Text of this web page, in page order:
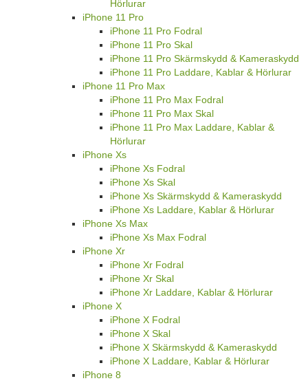
Hörlurar
iPhone 11 Pro
iPhone 11 Pro Fodral
iPhone 11 Pro Skal
iPhone 11 Pro Skärmskydd & Kameraskydd
iPhone 11 Pro Laddare, Kablar & Hörlurar
iPhone 11 Pro Max
iPhone 11 Pro Max Fodral
iPhone 11 Pro Max Skal
iPhone 11 Pro Max Laddare, Kablar &
Hörlurar
iPhone Xs
iPhone Xs Fodral
iPhone Xs Skal
iPhone Xs Skärmskydd & Kameraskydd
iPhone Xs Laddare, Kablar & Hörlurar
iPhone Xs Max
iPhone Xs Max Fodral
iPhone Xr
iPhone Xr Fodral
iPhone Xr Skal
iPhone Xr Laddare, Kablar & Hörlurar
iPhone X
iPhone X Fodral
iPhone X Skal
iPhone X Skärmskydd & Kameraskydd
iPhone X Laddare, Kablar & Hörlurar
iPhone 8